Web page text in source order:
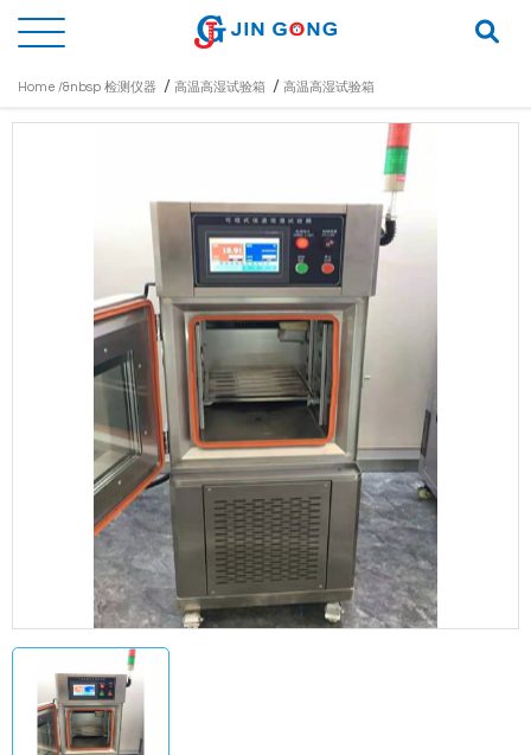
Home /&nbsp 检测仪器 / 高温高湿试验箱 / 高温高湿试验箱